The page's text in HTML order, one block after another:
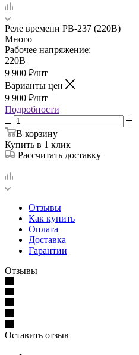
Реле времени РВ-237 (220В)
Много
Рабочее напряжение:
220В
9 900 ₽/шт
Варианты цен
9 900 ₽/шт
Подробности
В корзину
Купить в 1 клик
Рассчитать доставку
Отзывы
Как купить
Оплата
Доставка
Гарантии
Отзывы
Оставить отзыв